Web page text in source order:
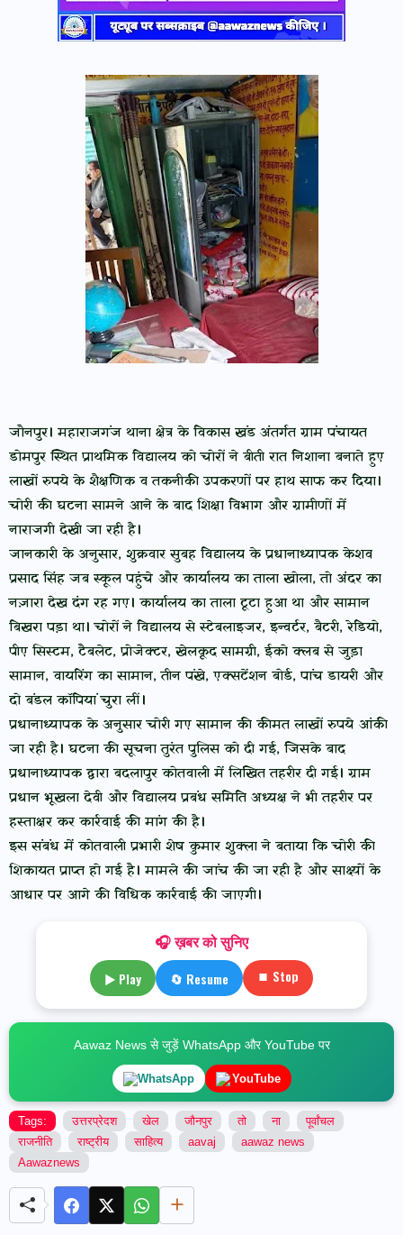
जौनपुर। महाराजगंज थाना क्षेत्र के विकास खंड अंतर्गत ग्राम पंचायत
डोमपुर स्थित प्राथमिक विद्यालय को चोरों ने बीती रात निशाना बनाते हुए
लाखों रुपये के शैक्षणिक व तकनीकी उपकरणों पर हाथ साफ कर दिया।
चोरी की घटना सामने आने के बाद शिक्षा विभाग और ग्रामीणों में
नाराजगी देखी जा रही है।
जानकारी के अनुसार, शुक्रवार सुबह विद्यालय के प्रधानाध्यापक केशव
प्रसाद सिंह जब स्कूल पहुंचे और कार्यालय का ताला खोला, तो अंदर का
नज़ारा देख दंग रह गए। कार्यालय का ताला टूटा हुआ था और सामान
बिखरा पड़ा था। चोरों ने विद्यालय से स्टेबलाइजर, इन्वर्टर, बैटरी, रेडियो,
पीए सिस्टम, टैबलेट, प्रोजेक्टर, खेलकूद सामग्री, ईको क्लब से जुड़ा
सामान, वायरिंग का सामान, तीन पंखे, एक्सटेंशन बोर्ड, पांच डायरी और
दो बंडल कॉपियां चुरा लीं।
प्रधानाध्यापक के अनुसार चोरी गए सामान की कीमत लाखों रुपये आंकी
जा रही है। घटना की सूचना तुरंत पुलिस को दी गई, जिसके बाद
प्रधानाध्यापक द्वारा बदलापुर कोतवाली में लिखित तहरीर दी गई। ग्राम
प्रधान भूखला देवी और विद्यालय प्रबंध समिति अध्यक्ष ने भी तहरीर पर
हस्ताक्षर कर कार्रवाई की मांग की है।
इस संबंध में कोतवाली प्रभारी शेष कुमार शुक्ला ने बताया कि चोरी की
शिकायत प्राप्त हो गई है। मामले की जांच की जा रही है और साक्ष्यों के
आधार पर आगे की विधिक कार्रवाई की जाएगी।
🎧 ख़बर को सुनिए
▶ Play 🔄 Resume ⏹ Stop
Aawaz News से जुड़ें WhatsApp और YouTube पर
WhatsApp YouTube
Tags: उत्तरप्रेदश खेल जौनपुर तो ना
पूर्वांचल
राजनीति
राष्ट्रीय साहित्य aavaj
aawaz news
Aawaznews